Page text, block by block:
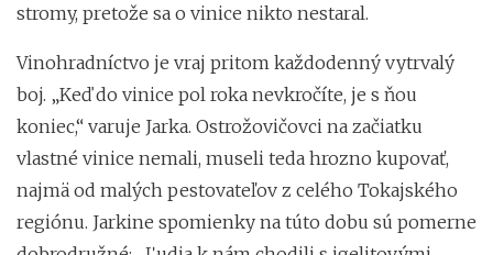
stromy, pretože sa o vinice nikto nestaral.
Vinohradníctvo je vraj pritom každodenný vytrvalý
boj. „Keď do vinice pol roka nevkročíte, je s ňou
koniec,“ varuje Jarka. Ostrožovičovci na začiatku
vlastné vinice nemali, museli teda hrozno kupovať,
najmä od malých pestovateľov z celého Tokajského
regiónu. Jarkine spomienky na túto dobu sú pomerne